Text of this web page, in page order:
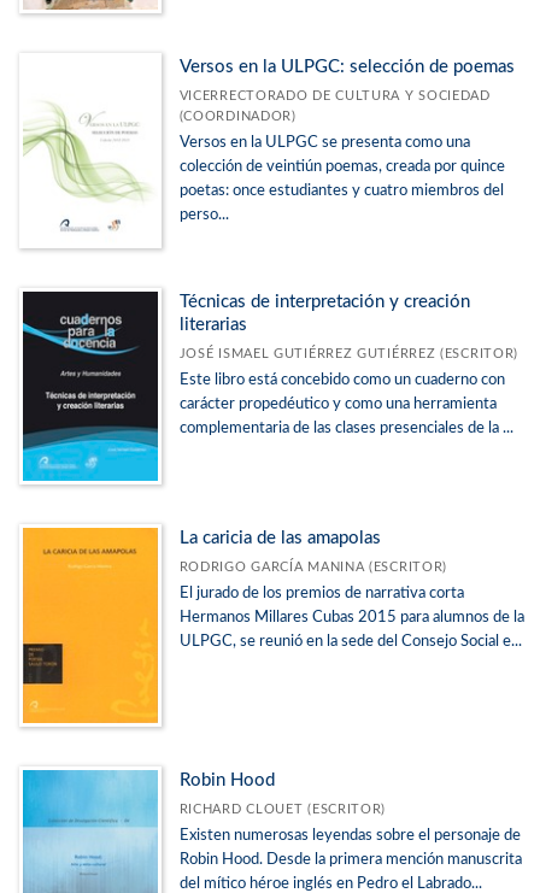
Versos en la ULPGC: selección de poemas
VICERRECTORADO DE CULTURA Y SOCIEDAD
(COORDINADOR)
Versos en la ULPGC se presenta como una
colección de veintiún poemas, creada por quince
poetas: once estudiantes y cuatro miembros del
perso...
Técnicas de interpretación y creación
literarias
JOSÉ ISMAEL GUTIÉRREZ GUTIÉRREZ (ESCRITOR)
Este libro está concebido como un cuaderno con
carácter propedéutico y como una herramienta
complementaria de las clases presenciales de la ...
La caricia de las amapolas
RODRIGO GARCÍA MANINA (ESCRITOR)
El jurado de los premios de narrativa corta
Hermanos Millares Cubas 2015 para alumnos de la
ULPGC, se reunió en la sede del Consejo Social e...
Robin Hood
RICHARD CLOUET (ESCRITOR)
Existen numerosas leyendas sobre el personaje de
Robin Hood. Desde la primera mención manuscrita
del mítico héroe inglés en Pedro el Labrado...